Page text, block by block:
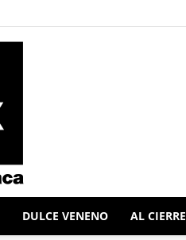
DULCE VENENO AL CIERRE